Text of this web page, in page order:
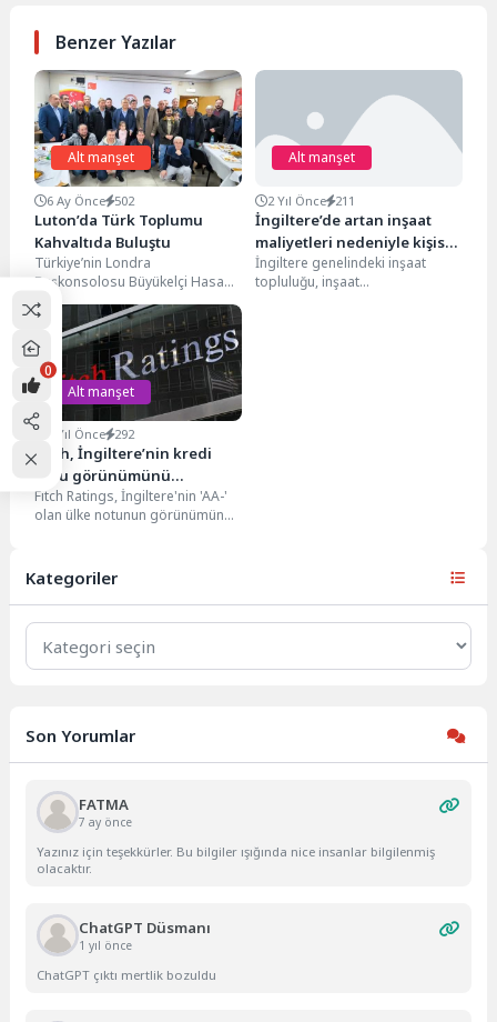
Benzer Yazılar
Alt manşet
6 Ay Önce 502
Luton’da Türk Toplumu
Kahvaltıda Buluştu
Türkiye’nin Londra
Başkonsolosu Büyükelçi Hasan
Ulusoy dernek ziyaretleri
kapsamında Luton Türk Eğitim
ve Kültür Vakfı’nın...
Alt manşet
2 Yıl Önce 211
İngiltere’de artan inşaat
maliyetleri nedeniyle kişisel
kredi limitleri 50 bin sterline
yükseldi
İngiltere genelindeki inşaat
topluluğu, inşaat
Alt manşet
4 Yıl Önce 292
Fitch, İngiltere’nin kredi
notu görünümünü
“negatif”e çevirdi
Fitch Ratings, İngiltere'nin 'AA-'
olan ülke notunun görünümünü
Kategoriler
Kategoriler
Son Yorumlar
FATMA
7 ay önce
Yazınız için teşekkürler. Bu bilgiler ışığında nice insanlar bilgilenmiş
olacaktır.
ChatGPT Düsmanı
1 yıl önce
ChatGPT çıktı mertlik bozuldu
0